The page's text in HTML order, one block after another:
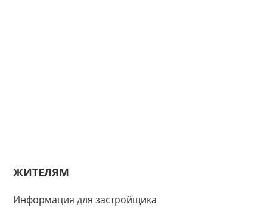
ЖИТЕЛЯМ
Информация для застройщика